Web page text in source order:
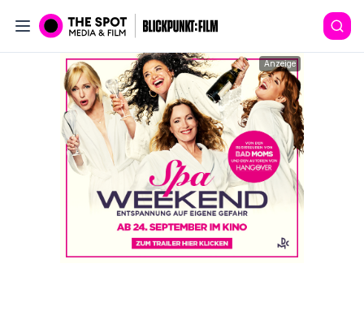
Anzeige